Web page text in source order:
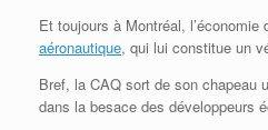
Et toujours à Montréal, l’économie
aéronautique, qui lui constitue un
Bref, la CAQ sort de son chapeau
dans la besace des développeurs